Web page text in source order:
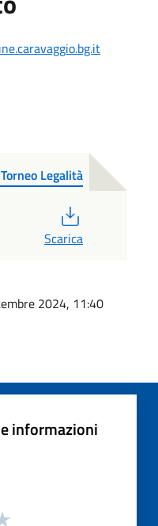
Legalità
Scarica
2024, 11:40
informazioni